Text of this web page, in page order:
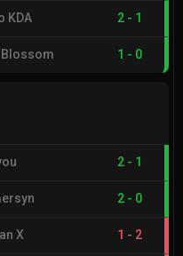
KDA 2 - 1
Blossom 1 - 0
2 - 1
2 - 0
X 1 - 2